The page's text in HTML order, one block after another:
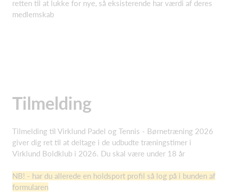
retten til at lukke for nye, så eksisterende har værdi af deres
medlemskab
Tilmelding
Tilmelding til Virklund Padel og Tennis - Børnetræning 2026
giver dig ret til at deltage i de udbudte træningstimer i
Virklund Boldklub i 2026. Du skal være under 18 år
NB! - har du allerede en holdsport profil så log på i bunden af
formularen